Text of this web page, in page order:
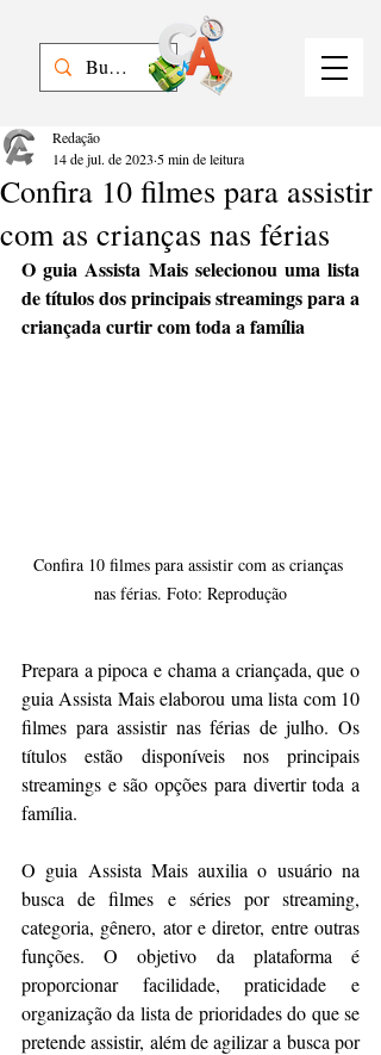
Confira 10 filmes para assistir
com as crianças nas férias
Redação
14 de jul. de 2023 5 min de leitura
O guia Assista Mais selecionou uma lista
de títulos dos principais streamings para a
criançada curtir com toda a família
Confira 10 filmes para assistir com as crianças
nas férias. Foto: Reprodução
Prepara a pipoca e chama a criançada, que o
guia Assista Mais elaborou uma lista com 10
filmes para assistir nas férias de julho. Os
títulos estão disponíveis nos principais
streamings e são opções para divertir toda a
família.
O guia Assista Mais auxilia o usuário na
busca de filmes e séries por streaming,
categoria, gênero, ator e diretor, entre outras
funções. O objetivo da plataforma é
proporcionar facilidade, praticidade e
organização da lista de prioridades do que se
pretende assistir, além de agilizar a busca por